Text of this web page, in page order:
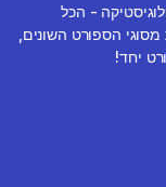
- הכל
הספורט השונים,